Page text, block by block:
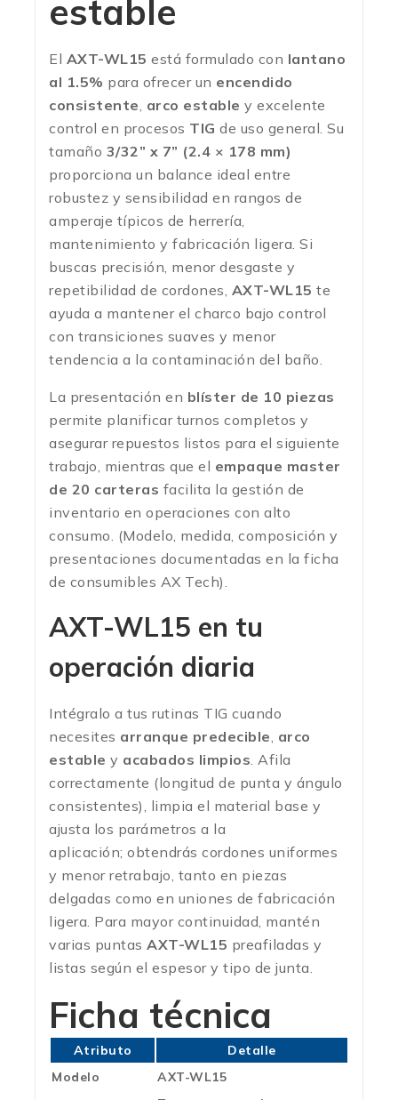
estable
El AXT-WL15 está formulado con lantano
al 1.5% para ofrecer un encendido
consistente, arco estable y excelente
control en procesos TIG de uso general. Su
tamaño 3/32” x 7” (2.4 × 178 mm)
proporciona un balance ideal entre
robustez y sensibilidad en rangos de
amperaje típicos de herrería,
mantenimiento y fabricación ligera. Si
buscas precisión, menor desgaste y
repetibilidad de cordones, AXT-WL15 te
ayuda a mantener el charco bajo control
con transiciones suaves y menor
tendencia a la contaminación del baño.
La presentación en blíster de 10 piezas
permite planificar turnos completos y
asegurar repuestos listos para el siguiente
trabajo, mientras que el empaque master
de 20 carteras facilita la gestión de
inventario en operaciones con alto
consumo. (Modelo, medida, composición y
presentaciones documentadas en la ficha
de consumibles AX Tech).
AXT-WL15 en tu
operación diaria
Intégralo a tus rutinas TIG cuando
necesites arranque predecible, arco
estable y acabados limpios. Afila
correctamente (longitud de punta y ángulo
consistentes), limpia el material base y
ajusta los parámetros a la
aplicación; obtendrás cordones uniformes
y menor retrabajo, tanto en piezas
delgadas como en uniones de fabricación
ligera. Para mayor continuidad, mantén
varias puntas AXT-WL15 preafiladas y
listas según el espesor y tipo de junta.
Ficha técnica
Atributo
Detalle
Modelo
AXT-WL15